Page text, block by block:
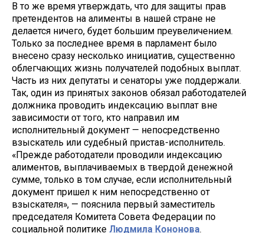
В то же время утверждать, что для защиты прав
претендентов на алименты в нашей стране не
делается ничего, будет большим преувеличением.
Только за последнее время в парламент было
внесено сразу несколько инициатив, существенно
облегчающих жизнь получателей подобных выплат.
Часть из них депутаты и сенаторы уже поддержали.
Так, один из принятых законов обязал работодателей
должника проводить индексацию выплат вне
зависимости от того, кто направил им
исполнительный документ — непосредственно
взыскатель или судебный пристав-исполнитель.
«Прежде работодатели проводили индексацию
алиментов, выплачиваемых в твердой денежной
сумме, только в том случае, если исполнительный
документ пришел к ним непосредственно от
взыскателя», — пояснила первый заместитель
председателя Комитета Совета Федерации по
социальной политике Людмила Кононова.